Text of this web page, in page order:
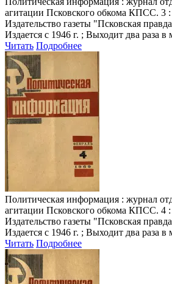
агитации Псковского обкома КПСС. 3 :
Издательство газеты "Псковская
Издается с 1946 г. ; Выходит два раза в
Читать Подробнее
Политическая информация : журнал
агитации Псковского обкома КПСС. 4 :
Издательство газеты "Псковская
Издается с 1946 г. ; Выходит два раза в
Читать Подробнее